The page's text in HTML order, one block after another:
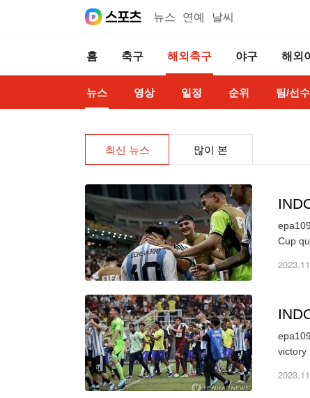
뉴스 연예 날씨
홈 축구 해외축구 야구 해외
뉴스 영상 일정 순위 팀/선수
최신 뉴스 많이 본
Cup
victory